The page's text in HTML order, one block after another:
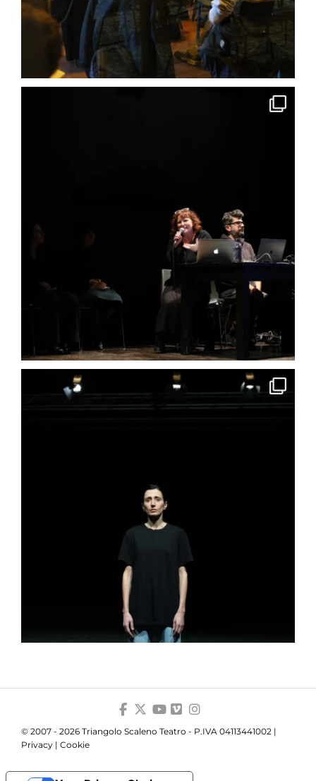
© 2007 - 2026 Triangolo Scaleno Teatro - P.IVA 04113441002 |
Privacy | Cookie